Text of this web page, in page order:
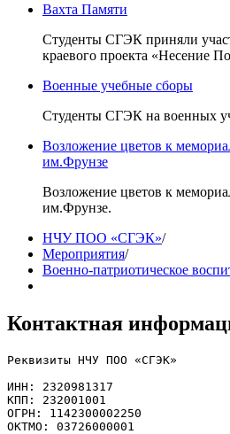
Вахта Памяти
Студенты СГЭК приняли
краевого проекта «Несение
Военные учебные сборы
Студенты СГЭК на военных
Возложение цветов к
им.Фрунзе
Возложение цветов к
им.Фрунзе.
НЧУ ПОО «СГЭК»/
Мероприятия/
Военно-патриотическое
Контактная
Реквизиты НЧУ ПОО «СГЭК»
ИНН: 2320981317
КПП: 232001001
ОГРН: 1142300002250
ОКТМО: 03726000001